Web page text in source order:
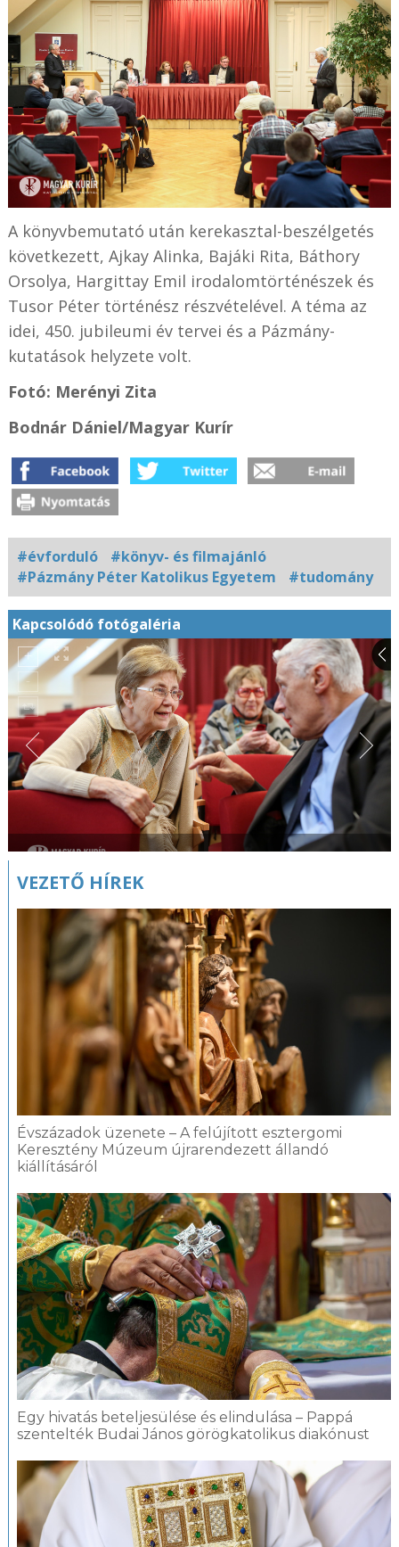
A könyvbemutató után kerekasztal-beszélgetés
következett, Ajkay Alinka, Bajáki Rita, Báthory
Orsolya, Hargittay Emil irodalomtörténészek és
Tusor Péter történész részvételével. A téma az
idei, 450. jubileumi év tervei és a Pázmány-
kutatások helyzete volt.
Fotó: Merényi Zita
Bodnár Dániel/Magyar Kurír
#évforduló
#könyv- és filmajánló
#Pázmány Péter Katolikus Egyetem
#tudomány
Kapcsolódó fotógaléria
VEZETŐ HÍREK
Évszázadok üzenete – A felújított esztergomi
Keresztény Múzeum újrarendezett állandó
kiállításáról
Egy hivatás beteljesülése és elindulása – Pappá
szentelték Budai János görögkatolikus diakónust